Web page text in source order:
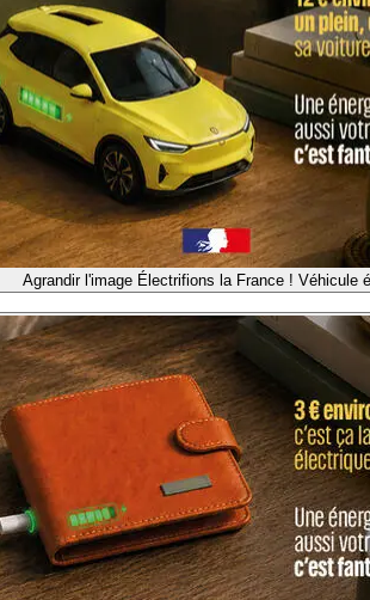
Agrandir l'image Électrifions la France ! Véhicule